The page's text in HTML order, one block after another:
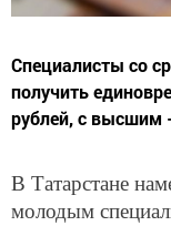
Специалисты со
получить
рублей, с высшим
В Татарстане
молодым